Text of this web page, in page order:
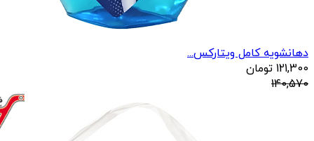
دهانشویه کامل ویتارکس...
121,300 تومان
140,570